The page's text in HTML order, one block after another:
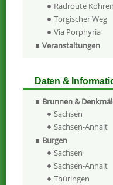
Radroute
Torgischer Weg
Via Porphyria
Veranstaltungen
Daten &
Brunnen &
Sachsen
Sachsen-Anhalt
Burgen
Sachsen
Sachsen-Anhalt
Thüringen